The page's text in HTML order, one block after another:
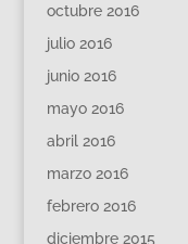
octubre 2016
julio 2016
junio 2016
mayo 2016
abril 2016
marzo 2016
febrero 2016
diciembre 2015